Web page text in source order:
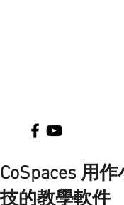
CoSpaces 用
技的教學軟件